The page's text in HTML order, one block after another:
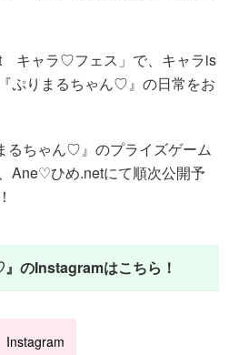
キャラ♡フェス」で、キャラis
ぷりまるちゃん♡』の日常をお
るちゃん♡』のプライズゲーム
Ane♡ひめ.netにて順次公開予
のInstagramはこちら！
Instagram